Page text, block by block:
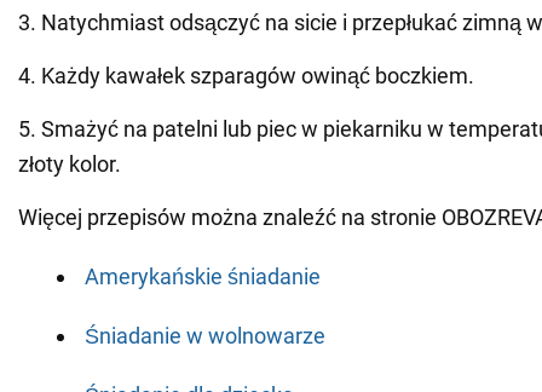
3. Natychmiast odsączyć na sicie i przepłukać zimną
4. Każdy kawałek szparagów owinąć boczkiem.
5. Smażyć na patelni lub piec w piekarniku w
złoty kolor.
Więcej przepisów można znaleźć na stronie
Amerykańskie śniadanie
Śniadanie w wolnowarze